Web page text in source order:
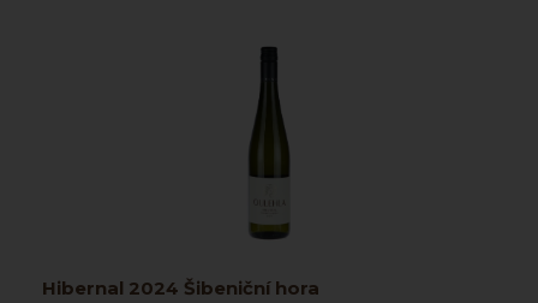
Hibernal 2024 Šibeniční hora